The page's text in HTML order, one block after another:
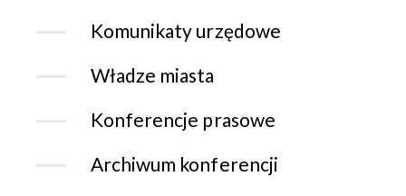
Komunikaty urzędowe
Władze miasta
Konferencje prasowe
Archiwum konferencji